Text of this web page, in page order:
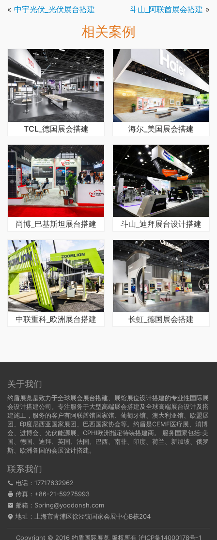
« 中宇光伏_光伏展台搭建 斗山_阿联酋展会搭建 »
相关案例
TCL_德国展会搭建 海尔_美国展会搭建
尚博_巴基斯坦展台搭建 斗山_迪拜展台设计搭建
中联重科_欧洲展台搭建 长虹_德国展会搭建
关于我们
约盾展览是致力于全球展会展台搭建、展馆展位设计搭建的专业性国际展
会设计搭建公司。专注服务于大型高端展会搭建及全球高端展台设计及搭
建施工，服务的客户有阿联酋馆国家馆、葡萄牙馆、澳大利亚馆、欧盟展
团、印度尼西亚国家展团、巴西国家协会等。约盾是CEMF医疗展、消博
会、进博会、光伏能源展、CPHI欧洲指定特装搭建商。 服务国家包括:美
国
德国 、迪拜、英国、法国、巴西、南非、印度、荷兰、新加坡、俄罗
斯、欧洲各国的会展设计搭建。
联系我们
电话：17717632962
传真：+86-21-59275993
邮箱：Spring@yoodonsh.com
地址：上海市青浦区徐泾镇国家会展中心B栋204
Copyright © 2016 约盾国际展览 版权所有 沪ICP备14000178号-1